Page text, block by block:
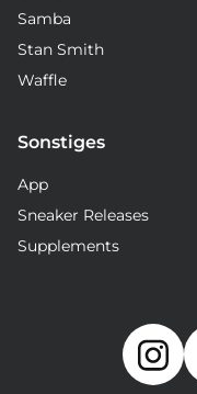
Samba
Stan Smith
Waffle
Sonstiges
App
Sneaker Releases
Supplements